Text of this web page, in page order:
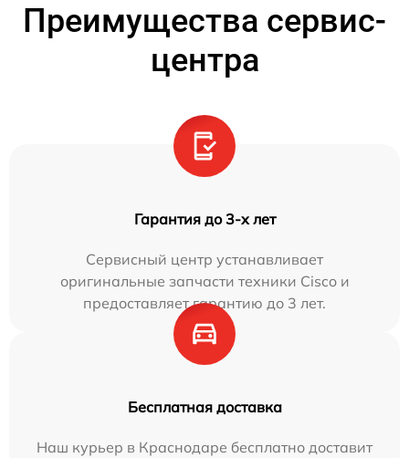
Преимущества сервис-
центра
Гарантия до 3-х лет
Сервисный центр устанавливает
оригинальные запчасти техники Cisco и
предоставляет гарантию до 3 лет.
Бесплатная доставка
Наш курьер в Краснодаре бесплатно доставит